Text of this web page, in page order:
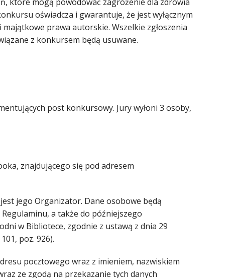
oświadcza i gwarantuje, że jest wyłącznym
prawa autorskie. Wszelkie zgłoszenia
z konkursem będą usuwane.
post konkursowy. Jury wyłoni 3 osoby,
znajdującego się pod adresem
jego Organizator. Dane osobowe będą
a także do późniejszego
w Bibliotece, zgodnie z ustawą z dnia 29
poz. 926).
pocztowego wraz z imieniem, nazwiskiem
ze zgodą na przekazanie tych danych